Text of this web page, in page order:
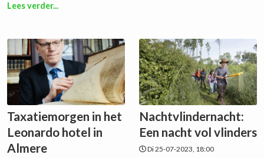
Lees verder...
Taxatiemorgen in het
Leonardo hotel in
Almere
Nachtvlindernacht:
Een nacht vol vlinders
Di 25-07-2023, 18:00